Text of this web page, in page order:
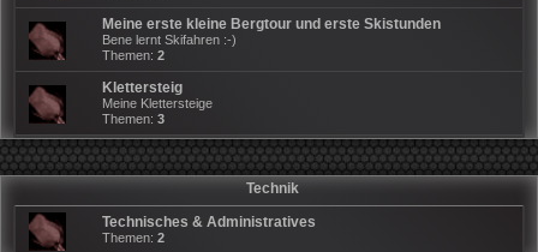
Meine erste kleine Bergtour und erste Skistunden
Bene lernt Skifahren :-)
Themen: 2
Klettersteig
Meine Klettersteige
Themen: 3
Technik
Technisches & Administratives
Themen: 2